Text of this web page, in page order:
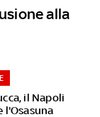
alla
il Napoli
l'Osasuna